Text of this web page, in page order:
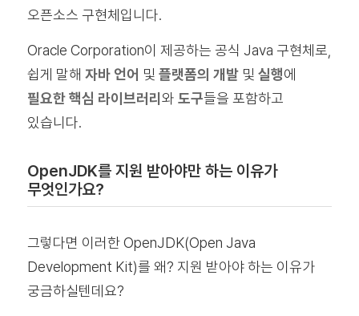
오픈소스 구현체입니다.
Oracle Corporation이 제공하는 공식 Java 구현체로,
쉽게 말해 자바 언어 및 플랫폼의 개발및 실행에
필요한 핵심 라이브러리와 도구들을 포함하고
있습니다.
OpenJDK를 지원 받아야만 하는 이유가
무엇인가요?
그렇다면 이러한 OpenJDK(Open Java
Development Kit)를 왜? 지원 받아야 하는 이유가
궁금하실텐데요?